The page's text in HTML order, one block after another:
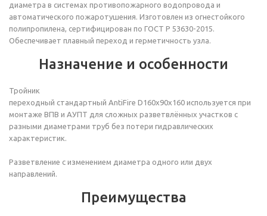
диаметра в системах противопожарного водопровода и
автоматического пожаротушения. Изготовлен из огнестойкого
полипропилена, сертифицирован по ГОСТ Р 53630-2015.
Обеспечивает плавный переход и герметичность узла.
Назначение и особенности
Тройник
переходный стандартный AntiFire D160х90х160 используется при
монтаже ВПВ и АУПТ для сложных разветвлённых участков с
разными диаметрами труб без потери гидравлических
характеристик.
Разветвление с изменением диаметра одного или двух
направлений.
Преимущества